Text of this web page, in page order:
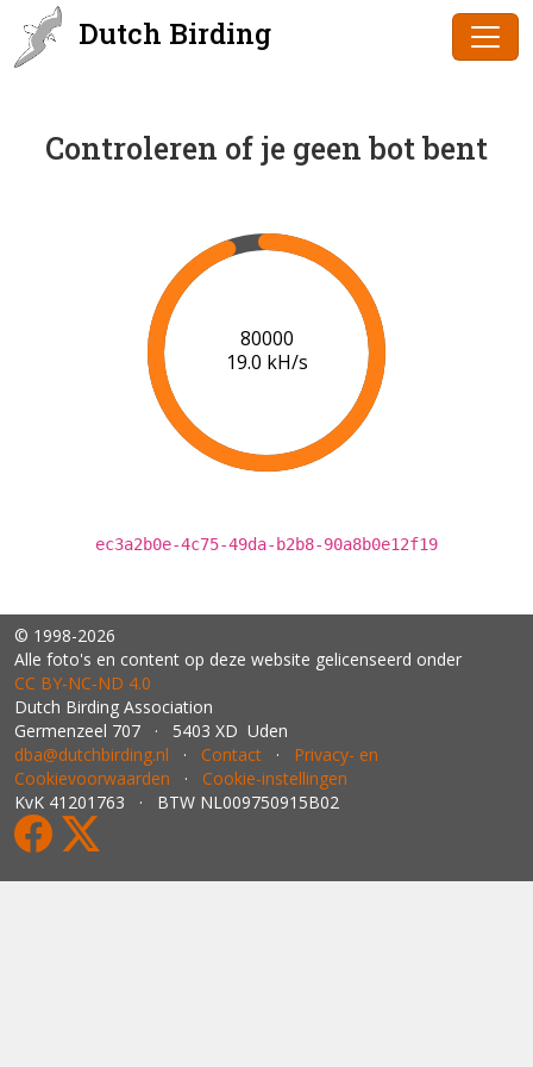
Dutch Birding
Controleren of je geen bot bent
82000
18.9 kH/s
ec3a2b0e-4c75-49da-b2b8-90a8b0e12f19
© 1998-2026
Alle foto's en content op deze website gelicenseerd onder
CC BY‑NC‑ND 4.0
Dutch Birding Association
Germenzeel 707 · 5403 XD Uden
dba@dutchbirding.nl · Contact · Privacy- en
Cookievoorwaarden · Cookie-instellingen
KvK 41201763 · BTW NL009750915B02